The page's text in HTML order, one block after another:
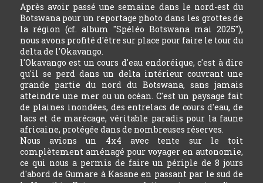
Après avoir passé une semaine dans le nord-est du
Botswana pour un reportage photo dans les grottes de
la région (cf. album "Spéléo Botswana mai 2025"),
nous avons profité d'être sur place pour faire le tour du
delta de l'Okavango.
l'Okavango est un cours d'eau endoréique, c'est à dire
qu'il se perd dans un delta intérieur couvrant une
grande partie du nord du Botswana, sans jamais
atteindre une mer ou un océan. C'est un paysage fait
de plaines inondées, des entrelacs de cours d'eau, de
lacs et de marécage, véritable paradis pour la faune
africaine, protégée dans de nombreuses réserves.
Nous avions un 4x4 avec tente sur le toit
complètement aménagé pour voyager en autonomie,
ce qui nous a permis de faire un périple de 8 jours
d'abord de Gumare à Kasane en passant par le sud de